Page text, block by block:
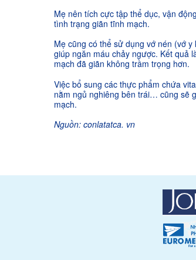
Mẹ nên tích cực tập thể dục, vận
tình trạng giãn tĩnh mạch.
Mẹ cũng có thể sử dụng vớ nén (vớ
giúp ngăn máu chảy ngược. Kết quả
mạch đã giãn không trầm trọng hơn.
Việc bổ sung các thực phẩm chứa
nằm ngủ nghiêng bên trái… cũng sẽ
mạch.
Nguồn: conlatatca. vn